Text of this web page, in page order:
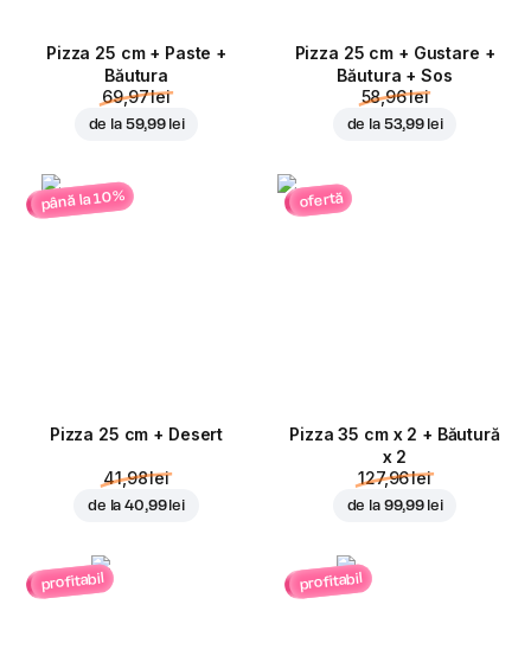
Pizza 25 cm + Paste +
Băutura
69,97 lei
de la 59,99 lei
Pizza 25 cm + Gustare +
Băutura + Sos
58,96 lei
de la 53,99 lei
până la 10%
Pizza 25 cm + Desert
41,98 lei
de la40,99 lei
ofertă
Pizza 35 cm x 2 + Băutură
x 2
127,96 lei
de la 99,99 lei
profitabil profitabil